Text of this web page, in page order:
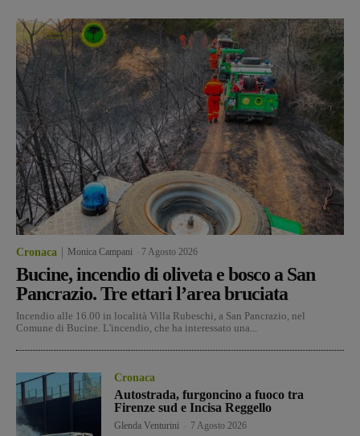
Cronaca Monica Campani 7 Agosto 2026
Bucine, incendio di oliveta e bosco a San
Pancrazio. Tre ettari l’area bruciata
Incendio alle 16.00 in località Villa Rubeschi, a San Pancrazio, nel
Comune di Bucine. L'incendio, che ha interessato una...
Cronaca
Autostrada, furgoncino a fuoco tra
Firenze sud e Incisa Reggello
Glenda Venturini 7 Agosto 2026